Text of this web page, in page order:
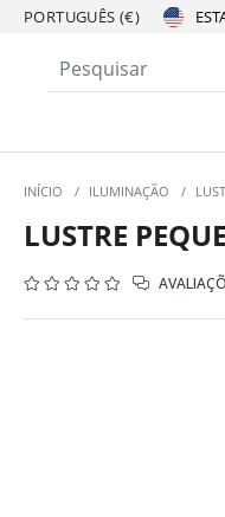
PORTUGUÊS (€)
INÍCIO / ILUMINAÇÃO /
LUSTRE